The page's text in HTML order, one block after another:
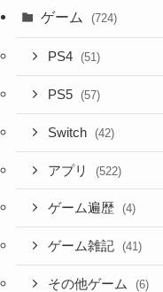
ゲーム (724)
PS4 (51)
PS5 (57)
Switch (42)
アプリ (522)
ゲーム遍歴 (4)
ゲーム雑記 (41)
その他ゲーム (6)